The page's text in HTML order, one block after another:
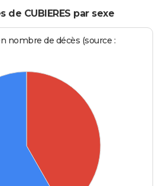
CUBIERES par sexe
nombre de décès (source :